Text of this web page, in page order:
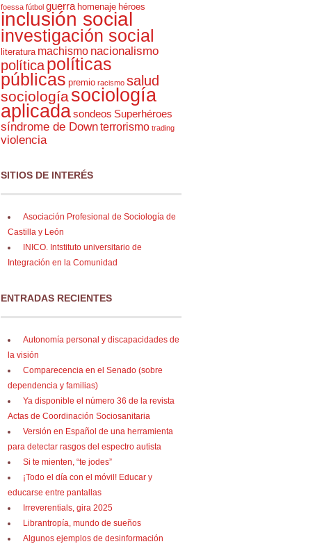
foessa fútbol guerra homenaje héroes
inclusión social
investigación social
literatura machismo nacionalismo
políticapolíticas
públicas premio racismo salud
sociologíasociología
aplicadasondeos Superhéroes
síndrome de Downterrorismo trading
violencia
SITIOS DE INTERÉS
Asociación Profesional de Sociología de
Castilla y León
INICO. Intstituto universitario de
Integración en la Comunidad
ENTRADAS RECIENTES
Autonomía personal y discapacidades de
la visión
Comparecencia en el Senado (sobre
dependencia y familias)
Ya disponible el número 36 de la revista
Actas de Coordinación Sociosanitaria
Versión en Español de una herramienta
para detectar rasgos del espectro autista
Si te mienten, “te jodes”
¡Todo el día con el móvil! Educar y
educarse entre pantallas
Irreverentials, gira 2025
Librantropía, mundo de sueños
Algunos ejemplos de desinformación